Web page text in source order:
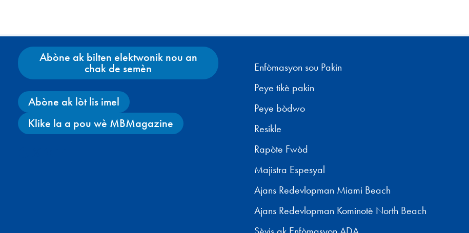
Abòne ak bilten elektwonik nou an
chak de semèn
Abòne ak lòt lis imel
Klike la a pou wè MBMagazine
Enfòmasyon sou Pakin
Peye tikè pakin
Peye bòdwo
Resikle
Rapòte Fwòd
Majistra Espesyal
Ajans Redevlopman Miami Beach
Ajans Redevlopman Kominotè North Beach